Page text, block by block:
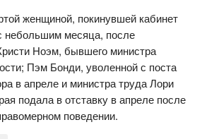
женщиной, покинувшей кабинет
небольшим месяца, после
Ноэм, бывшего министра
Пэм Бонди, уволенной с поста
в апреле и министра труда Лори
подала в отставку в апреле после
поведении.